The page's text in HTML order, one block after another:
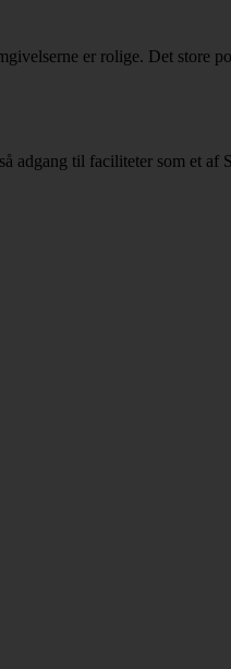
er rolige. Det
adgang til faciliteter som et